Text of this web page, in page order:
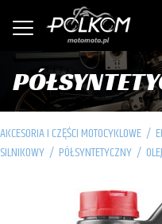
AKCESORIA I CZĘŚCI MOTOCYKLOWE /
SILNIKOWY / PÓŁSYNTETYCZNY /